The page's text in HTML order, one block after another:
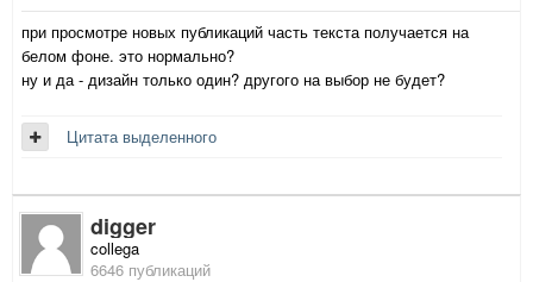
при просмотре новых публикаций часть текста получается на
белом фоне. это нормально?
ну и да - дизайн только один? другого на выбор не будет?
Цитата выделенного
digger
collega
6646 публикаций